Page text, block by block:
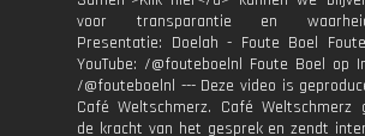
voor transparantie en
Presentatie: Doelah - Foute Boel
YouTube: /@fouteboelnl Foute Boel op
/@fouteboelnl --- Deze video is
Café Weltschmerz. Café Weltschmerz
de kracht van het gesprek en zendt